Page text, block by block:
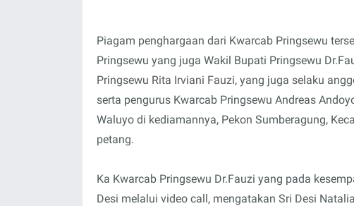
Piagam penghargaan dari Kwarcab Pringsewu
Pringsewu yang juga Wakil Bupati Pringsewu
Pringsewu Rita Irviani Fauzi, yang juga selaku
serta pengurus Kwarcab Pringsewu Andreas
Waluyo di kediamannya, Pekon Sumberagung,
petang.
Ka Kwarcab Pringsewu Dr.Fauzi yang pada
Desi melalui video call, mengatakan Sri Desi